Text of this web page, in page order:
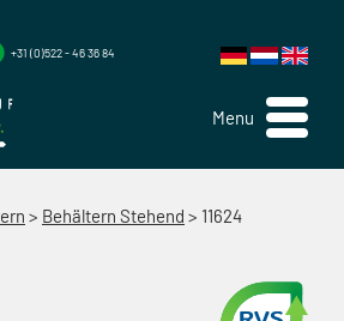
Menu
+31 (0)522 - 46 36 84
> Behältern Stehend > 11624